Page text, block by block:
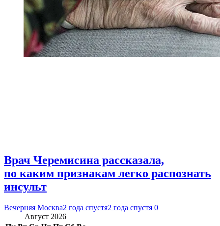
Врач Черемисина рассказала,
по каким признакам легко распознать
инсульт
Вечерняя Москва2 года спустя2 года спустя 0
Август 2026